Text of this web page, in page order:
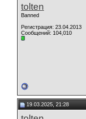
tolten
Banned
Регистрация: 23.04.2013
Сообщений: 104,010
19.03.2025, 21:28